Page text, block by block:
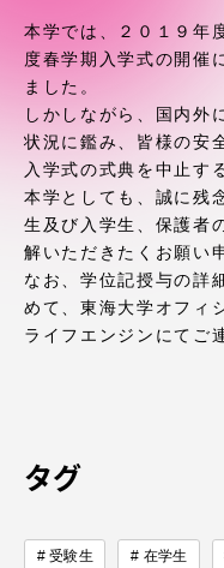
本学では、２０１９年
度春学期入学式の開催
ました。
しかしながら、国内外
状況に鑑み、皆様の安
入学式の式典を中止す
本学としても、誠に残
生及び入学生、保護者
解いただきたくお願い
なお、学位記授与の詳
めて、東海大学オフィ
ライフエンジンにてご
タグ
受験生 在学生
各種情報・お問い合わ
アクセス情報
品川キャンパス